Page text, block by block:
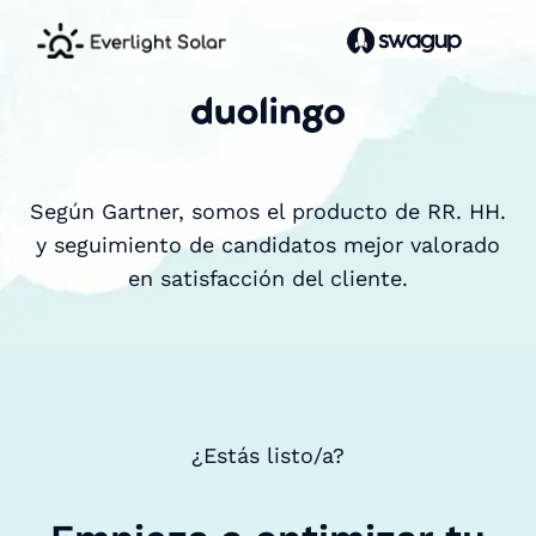
Según Gartner, somos el producto de RR. HH.
y seguimiento de candidatos mejor valorado
en satisfacción del cliente.
¿Estás listo/a?